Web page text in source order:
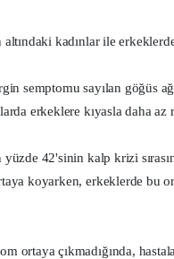
kadınlar ile
semptomu sayılan göğüs
erkeklere kıyasla daha az
yüzde 42'sinin kalp krizi
koyarken, erkeklerde bu
ortaya çıkmadığında,